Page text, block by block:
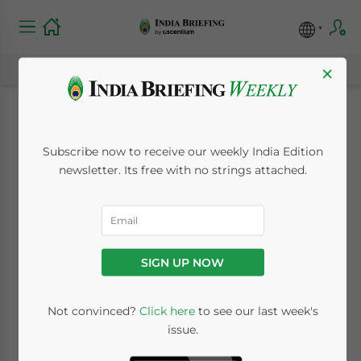
Perché le PMI
straniere optano per
l’outsourcing delle
buste paga in India
Reading Time: 8 minutes
×
Subscribe now to receive our weekly India Edition
newsletter. Its free with no strings attached.
SIGN UP NOW
Not convinced? Click hereto see our last week's
issue.